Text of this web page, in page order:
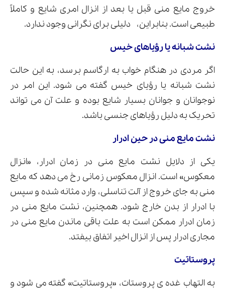
خروج مایع منی قبل یا بعد از انزال امری شایع و کاملاً
طبیعی است. بنابراین، دلیلی برای نگرانی وجود ندارد.
نشت شبانه یا رؤیاهای خیس
اگر مردی در هنگام خواب به ارگاسم برسد، به این حالت
نشت شبانه یا رؤیای خیس گفته می شود. این امر در
نوجوانان و جوانان بسیار شایع بوده و علت آن می تواند
تحریک به دلیل رؤیاهای جنسی باشد.
نشت مایع منی در حین ادرار
یکی از دلایل نشت مایع منی در زمان ادرار، «انزال
معکوس» است. انزال معکوس زمانی رخ می دهد که مایع
منی به جای خروج از آلت تناسلی، وارد مثانه شده و سپس
با ادرار از بدن خارج شود. همچنین، نشت مایع منی در
زمان ادرار ممکن است به علت باقی ماندن مایع منی در
مجاری ادرار پس از انزال اخیر اتفاق بیفتد.
پروستاتیت
به التهاب غده ی پروستات، «پروستاتیت» گفته می شود و